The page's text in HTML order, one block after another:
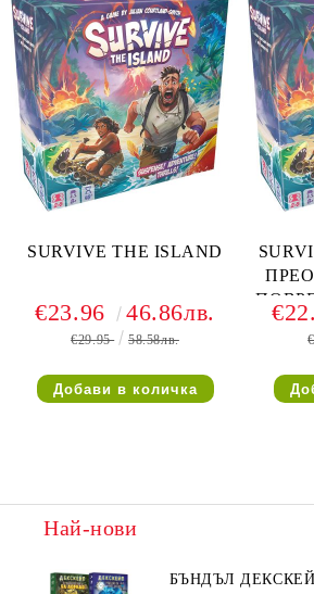
SURVIVE THE ISLAND
€23.96 46.86лв.
€29.95 58.58лв.
Най-нови
БЪНДЪЛ